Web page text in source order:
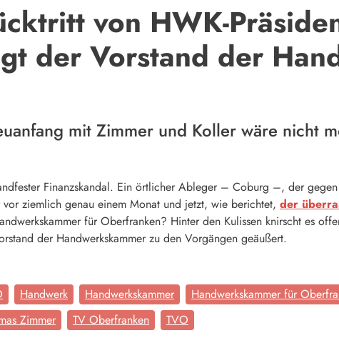
von HWK-
der Vorstand der
mit Zimmer und Koller wäre nicht
Finanzskandal. Ein örtlicher Ableger – Coburg –, der
vor ziemlich genau einem Monat und jetzt, wie berichtet, der
für Oberfranken? Hinter den Kulissen knirscht es
der Handwerkskammer zu den Vorgängen geäußert.
Handwerk Handwerkskammer Handwerkskammer für
Zimmer
TV Oberfranken TVO